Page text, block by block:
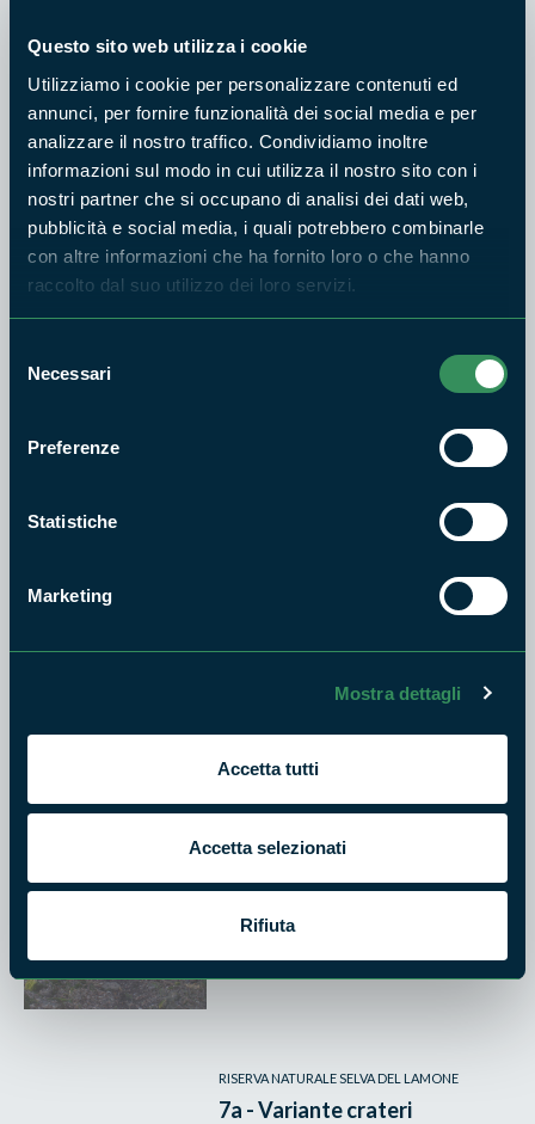
Questo sito web utilizza i cookie
Utilizziamo i cookie per personalizzare contenuti ed
annunci, per fornire funzionalità dei social media e per
analizzare il nostro traffico. Condividiamo inoltre
informazioni sul modo in cui utilizza il nostro sito con i
nostri partner che si occupano di analisi dei dati web,
pubblicità e social media, i quali potrebbero combinarle
con altre informazioni che ha fornito loro o che hanno
raccolto dal suo utilizzo dei loro servizi.
delNecessari
Preferenze
Statistiche
Marketing
Mostra dettagli
Accetta tutti
Accetta selezionati
Rifiuta
RISERVA NATURALE SELVA DEL LAMONE
3 - Sentiero dei Lacioni
E
1h e 30m
RISERVA NATURALE SELVA DEL LAMONE
4 - Roppozzo-Rosacrepante-
RISERVA NATURALE SELVA DEL LAMONE
RISERVA NATURALE SELVA DEL LAMONE
RISERVA NATURALE SELVA DEL LAMONE
7a - Variante crateri